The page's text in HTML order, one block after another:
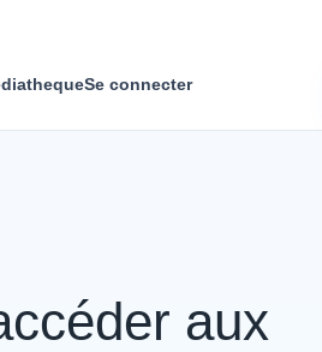
Se connecter
aux